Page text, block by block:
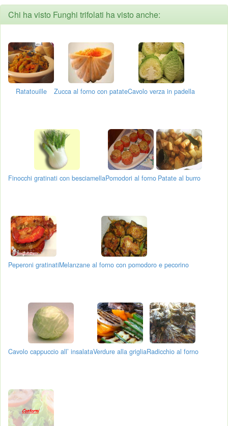
Chi ha visto Funghi trifolati ha visto anche:
Ratatouille Zucca al forno con patateCavolo verza in padella
Finocchi gratinati con besciamellaPomodori al forno Patate al burro
Peperoni gratinatiMelanzane al forno con pomodoro e pecorino
Cavolo cappuccio all’ insalataVerdure alla grigliaRadicchio al forno